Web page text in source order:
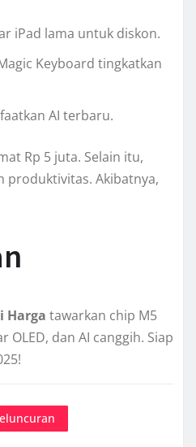
iPad lama untuk diskon.
Keyboard tingkatkan
AI terbaru.
Rp 5 juta. Selain itu,
produktivitas. Akibatnya,
Harga tawarkan chip M5
dan AI canggih. Siap